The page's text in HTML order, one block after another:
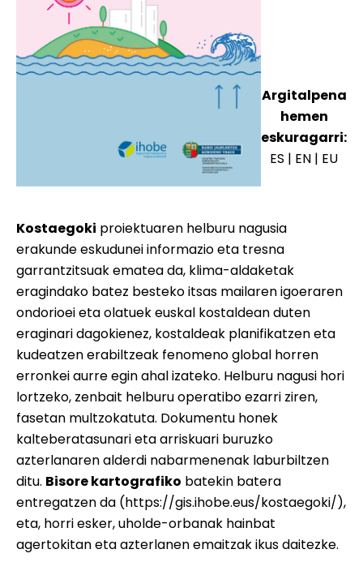
Argitalpena
hemen
eskuragarri:
ES | EN | EU
Kostaegoki proiektuaren helburu nagusia
erakunde eskudunei informazio eta tresna
garrantzitsuak ematea da, klima-aldaketak
eragindako batez besteko itsas mailaren igoeraren
ondorioei eta olatuek euskal kostaldean duten
eraginari dagokienez, kostaldeak planifikatzen eta
kudeatzen erabiltzeak fenomeno global horren
erronkei aurre egin ahal izateko. Helburu nagusi hori
lortzeko, zenbait helburu operatibo ezarri ziren,
fasetan multzokatuta. Dokumentu honek
kalteberatasunari eta arriskuari buruzko
azterlanaren alderdi nabarmenenak laburbiltzen
ditu. Bisore kartografiko batekin batera
entregatzen da (https://gis.ihobe.eus/kostaegoki/),
eta, horri esker, uholde-orbanak hainbat
agertokitan eta azterlanen emaitzak ikus daitezke.